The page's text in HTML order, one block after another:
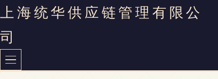
上海统华供应链管理有限公
司